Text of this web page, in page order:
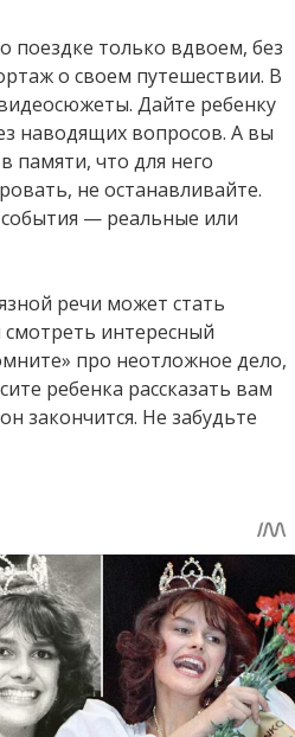
поездке только вдвоем, без
о своем путешествии. В
Дайте ребенку
наводящих вопросов. А вы
памяти, что для него
не останавливайте.
— реальные или
речи может стать
интересный
про неотложное дело,
ребенка рассказать вам
закончится. Не забудьте